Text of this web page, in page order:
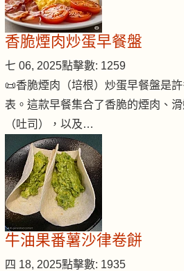
香脆煙肉炒蛋早餐盤
七 06, 2025點擊數: 1259
📜香脆煙肉（培根）炒蛋早餐盤是
表。這款早餐集合了香脆的煙肉、
（吐司），以及…
牛油果番薯沙律卷餅
四 18, 2025點擊數: 1935